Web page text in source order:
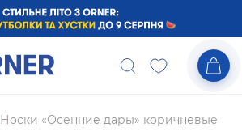
Носки «Осенние дары» коричневые